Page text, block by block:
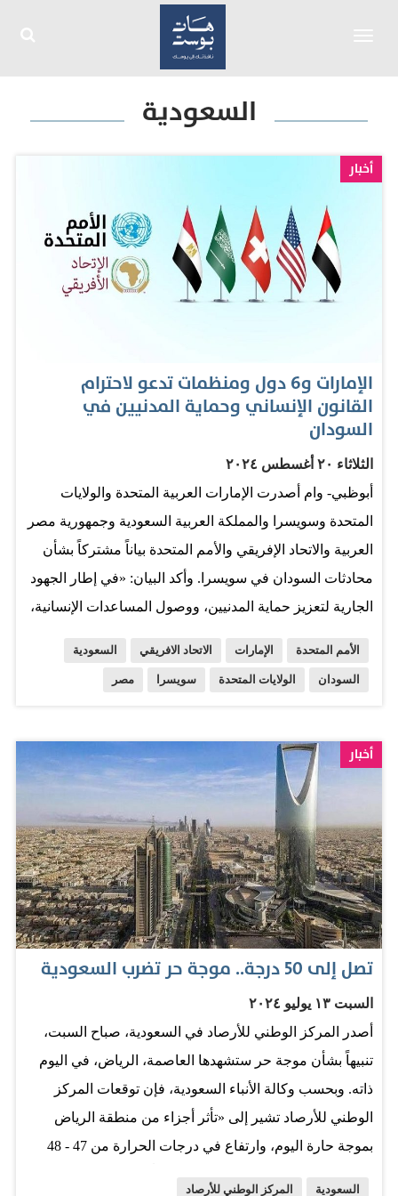
السعودية
أخبار
الإمارات و6 دول ومنظمات تدعو لاحترام
القانون الإنساني وحماية المدنيين في
السودان
الثلاثاء ٢٠ أغسطس ٢٠٢٤
أبوظبي- وام أصدرت الإمارات العربية المتحدة والولايات
المتحدة وسويسرا والمملكة العربية السعودية وجمهورية مصر
العربية والاتحاد الإفريقي والأمم المتحدة بياناً مشتركاً بشأن
محادثات السودان في سويسرا. وأكد البيان: «في إطار الجهود
الجارية لتعزيز حماية المدنيين، ووصول المساعدات الإنسانية،
الإنسانية العاجلة للشعب السوداني، والضرورة الملحة لاحترام
التعهد بها بموجب إعلان جدة. ويشمل ذلك مسؤولية الطرفين
عن حماية المدنيين، وحماية واحترام البنية التحتية المدنية بما
في ذلك المستشفيات والمدارس، وإخلائها لاستخدامها
الطبيعي، والسماح بحرية حركة المدنيين. ومن بين القضايا
ذات الأولوية التي طرحت في اجتماع الأمس (الاثنين) أهمية
السماح بمرور آمن ودون عوائق للمساعدات الإنسانية ولعمال
الإغاثة في جميع المناطق الخاضعة لسيطرة قوات الدعم
السريع، بما في ذلك الطريق من القضارف عبر ود مدني
وسنار. وحثت الوفود قوات الدعم السريع على فتح المناطق
الواقعة تحت سيطرتها على هذا الطريق، وخاصة تقاطع سنار،
لأن هذا من شأنه أن يوسع نطاق الوصول إلى المساعدات
الإنسانية لما يقارب 12 مليون سوداني عبر ولايات متعددة،
وسنواصل التواصل مع قوات الدعم السريع بشأن هذه
المسألة المهمة. ورحب البيان بوجود قوات الدعم السريع،
واستجابتها واستعدادها لاتخاذ خطوات لتعزيز حماية المدنيين،
الأمم المتحدة الإمارات الاتحاد الافريقي السعودية
السودان الولايات المتحدة سويسرا مصر
أخبار
تصل إلى 50 درجة.. موجة حر تضرب السعودية
السبت ١٣ يوليو ٢٠٢٤
أصدر المركز الوطني للأرصاد في السعودية، صباح السبت،
تنبيهاً بشأن موجة حر ستشهدها العاصمة، الرياض، في اليوم
ذاته. وبحسب وكالة الأنباء السعودية، فإن توقعات المركز
الوطني للأرصاد تشير إلى «تأثر أجزاء من منطقة الرياض
بموجة حارة اليوم، وارتفاع في درجات الحرارة من 47 - 48
السعودية المركز الوطني للأرصاد